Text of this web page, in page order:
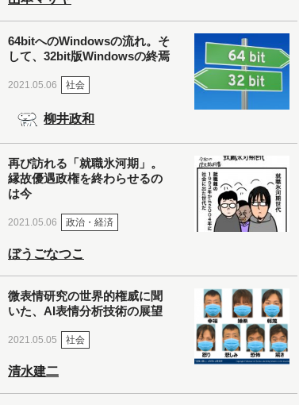
64bitへのWindowsの流れ。そ
して、32bit版Windowsの終焉
2021.05.06 社会
柳井政和
再び訪れる「就職氷河期」。
縁故優遇政権を終わらせるの
は今
2021.05.06 政治・経済
ぼうごなつこ
微表情研究の世界的権威に聞
いた、AI表情分析技術の展望
2021.05.05 社会
清水建二